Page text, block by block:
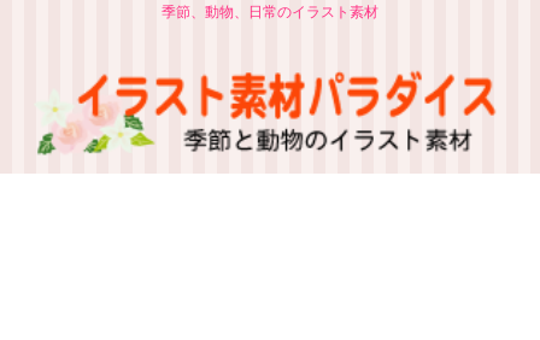
季節、動物、日常のイラスト素材